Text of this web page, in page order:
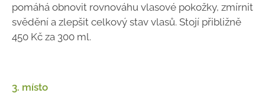
pomáhá obnovit rovnováhu vlasové pokožky, zmírnit
svědění a zlepšit celkový stav vlasů. Stojí přibližně
450 Kč za 300 ml.
3. místo